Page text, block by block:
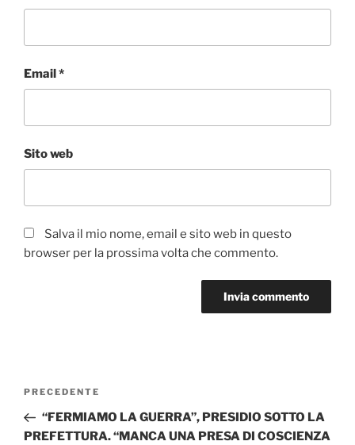
Email*
Sito web
Salva il mio nome, email e sito web in questo
browser per la prossima volta che commento.
Navigazione
Articolo
precedente:
PRECEDENTE
“FERMIAMO LA GUERRA”, PRESIDIO SOTTO LA
PREFETTURA. “MANCA UNA PRESA DI COSCIENZA